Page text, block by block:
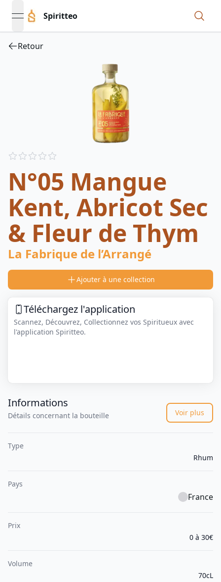
open navigation menu
Spiritteo
Retour
Reviews
N°05 Mangue
Kent, Abricot Sec
& Fleur de Thym
La Fabrique de l’Arrangé
Ajouter à une collection
Téléchargez l'application
Scannez, Découvrez, Collectionnez vos Spiritueux avec
l'application Spiritteo.
Informations
Détails concernant la bouteille Voir plus
Type
Rhum
Pays
France
Prix
0 à 30€
Volume
70cL